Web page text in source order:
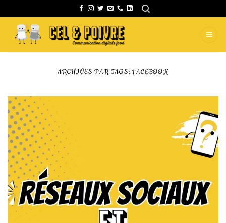
au
contenu
ARCHIVES PAR TAGS:FACEBOOK